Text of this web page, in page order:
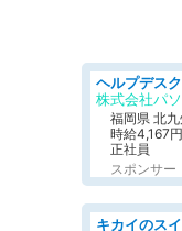
株式会社パ
福岡県 北
時給4,167円
正社員
スポンサー